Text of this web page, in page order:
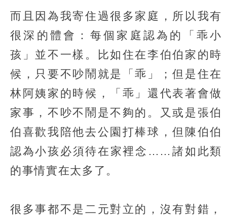
而且因為我寄住過很多家庭，所以我有
很深的體會：每個家庭認為的「乖小
孩」並不一樣。比如住在李伯伯家的時
候，只要不吵鬧就是「乖」；但是住在
林阿姨家的時候，「乖」還代表著會做
家事，不吵不鬧是不夠的。又或是張伯
伯喜歡我陪他去公園打棒球，但陳伯伯
認為小孩必須待在家裡念……諸如此類
的事情實在太多了。
很多事都不是二元對立的，沒有對錯，